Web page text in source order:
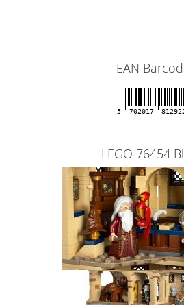
EAN
5 702017
LEGO 76454